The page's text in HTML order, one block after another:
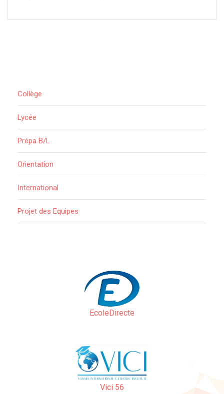
Collège
Lycée
Prépa B/L
Orientation
International
Projet des Equipes
EcoleDirecte
Vici 56